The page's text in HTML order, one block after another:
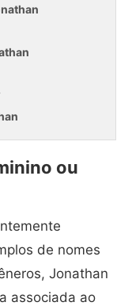
ou
de nomes
Jonathan
associada ao